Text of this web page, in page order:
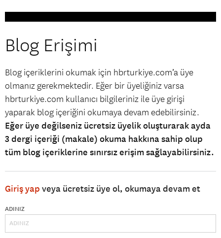
Blog Erişimi
Blog içeriklerini okumak için hbrturkiye.com’a üye
olmanız gerekmektedir. Eğer bir üyeliğiniz varsa
hbrturkiye.com kullanıcı bilgileriniz ile üye girişi
yaparak blog içeriğini okumaya devam edebilirsiniz.
Eğer üye değilseniz ücretsiz üyelik oluşturarak ayda
3 dergi içeriği (makale) okuma hakkına sahip olup
tüm blog içeriklerine sınırsız erişim sağlayabilirsiniz.
Giriş yap veya ücretsiz üye ol, okumaya devam et
ADINIZ